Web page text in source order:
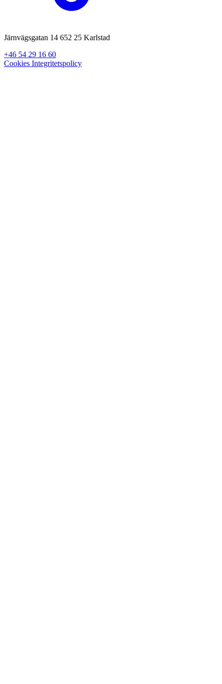
Järnvägsgatan 14 652 25 Karlstad
+46 54 29 16 60
Cookies Integritetspolicy